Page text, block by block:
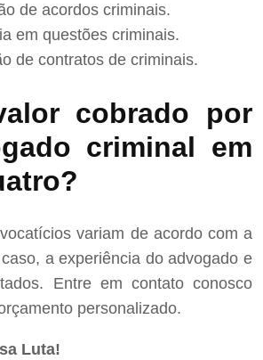
de acordos criminais.
em questões criminais.
de contratos de criminais.
cobrado por
criminal em
variam de acordo com a
a experiência do advogado e
Entre em contato conosco
personalizado.
Luta!